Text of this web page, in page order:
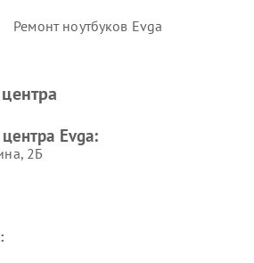
Ремонт ноутбуков Evga
Evga:
2Б